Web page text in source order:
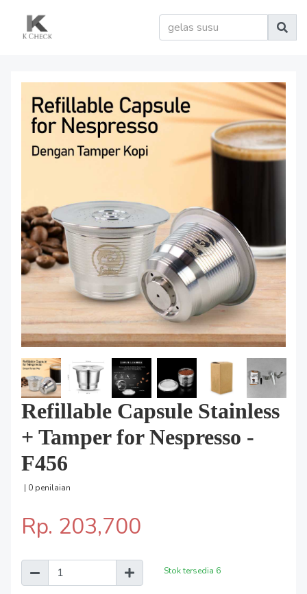
Refillable Capsule Stainless
+ Tamper for Nespresso -
F456
| 0 penilaian
Rp. 203,700
Stok tersedia 6